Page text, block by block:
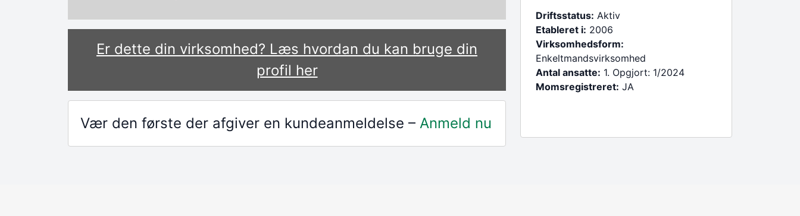
Er dette din virksomhed? Læs hvordan du kan bruge din
profil her
Vær den første der afgiver en kundeanmeldelse – Anmeld nu
Driftsstatus: Aktiv
Etableret i: 2006
Virksomhedsform:
Enkeltmandsvirksomhed
Antal ansatte: 1. Opgjort: 1/2024
Momsregistreret: JA